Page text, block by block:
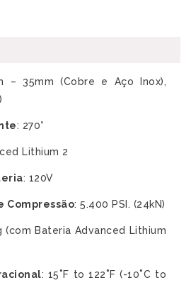
– 35mm (Cobre e Aço Inox),
: 270°
Lithium 2
: 120V
Compressão: 5.400 PSI. (24kN)
(com Bateria Advanced Lithium
: 15˚F to 122˚F (-10˚C to